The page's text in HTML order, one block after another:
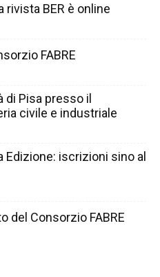
rivista BER è online
FABRE
di Pisa presso il
civile e industriale
Edizione: iscrizioni sino al
del Consorzio FABRE